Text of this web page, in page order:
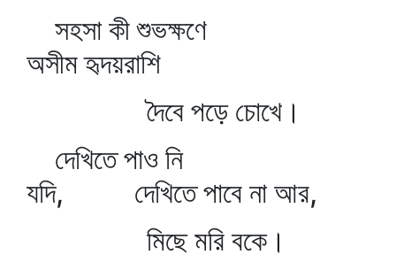
সহসা কী শুভক্ষণে
অসীম হৃদয়রাশি
দৈবে পড়ে চোখে।
দেখিতে পাও নি
যদি, দেখিতে পাবে না আর,
মিছে মরি বকে।